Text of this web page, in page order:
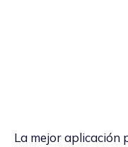
La mejor aplicación